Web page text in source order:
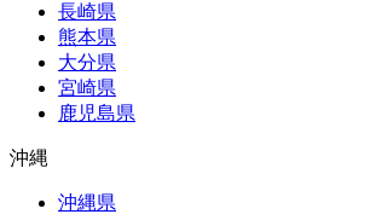
長崎県
熊本県
大分県
宮崎県
鹿児島県
沖縄
沖縄県